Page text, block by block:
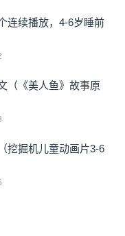
连续播放，4-6岁睡前
（《美人鱼》故事原
挖掘机儿童动画片3-6